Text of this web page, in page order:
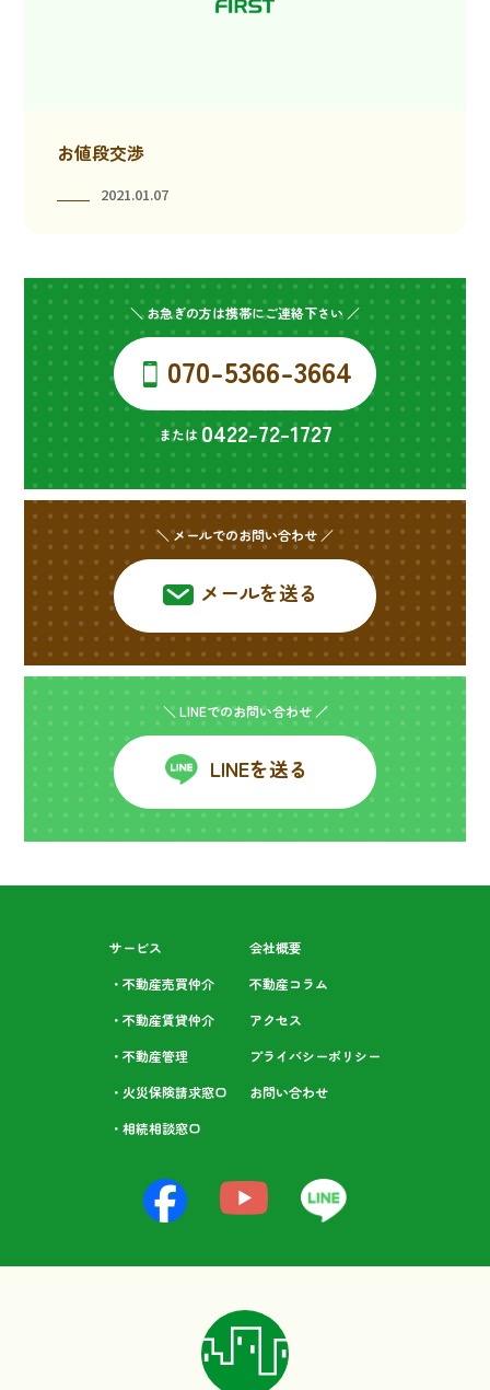
お値段交渉
2021.01.07
＼ お急ぎの方は携帯にご連絡下さい ／
070-5366-3664
または 0422-72-1727
＼ メールでのお問い合わせ ／
メールを送る
＼ LINEでのお問い合わせ ／
LINEを送る
サービス
・不動産売買仲介
・不動産賃貸仲介
・不動産管理
・火災保険請求窓口
・相続相談⁩窓口
会社概要
不動産コラム
アクセス
プライバシーポリシー
お問い合わせ